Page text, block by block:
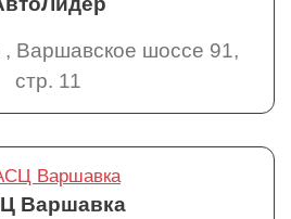
Варшавское шоссе 91,
стр. 11
Варшавка